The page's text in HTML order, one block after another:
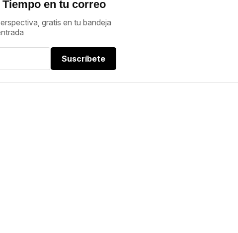
en tu correo
gratis en tu bandeja
Suscríbete